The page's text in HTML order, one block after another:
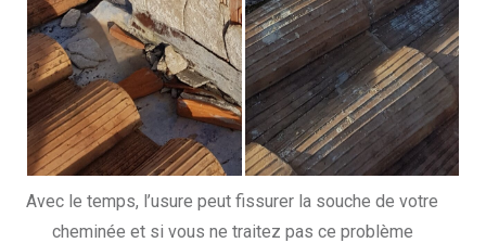
Avec le temps, l’usure peut fissurer la souche de votre
cheminée et si vous ne traitez pas ce problème